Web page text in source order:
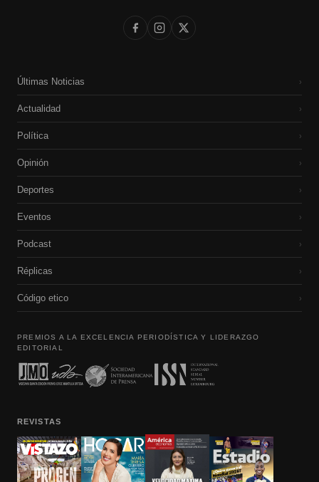
Últimas Noticias ›
Actualidad ›
Política ›
Opinión ›
Deportes ›
Eventos ›
Podcast ›
Réplicas ›
Código etico ›
PREMIOS A LA EXCELENCIA PERIODÍSTICA Y LIDERAZGO
EDITORIAL
REVISTAS